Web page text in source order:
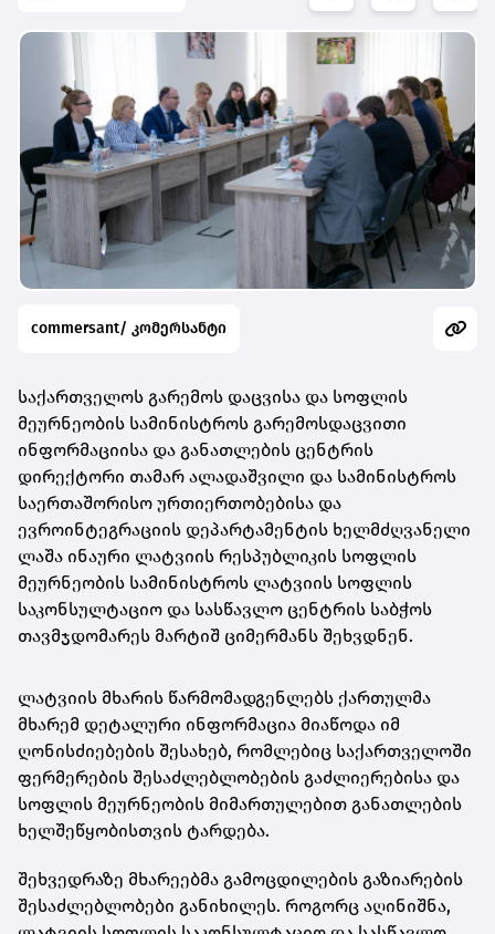
commersant/ კომერსანტი
საქართველოს გარემოს დაცვისა და სოფლის
მეურნეობის სამინისტროს გარემოსდაცვითი
ინფორმაციისა და განათლების ცენტრის
დირექტორი თამარ ალადაშვილი და სამინისტროს
საერთაშორისო ურთიერთობებისა და
ევროინტეგრაციის დეპარტამენტის ხელმძღვანელი
ლაშა ინაური ლატვიის რესპუბლიკის სოფლის
მეურნეობის სამინისტროს ლატვიის სოფლის
საკონსულტაციო და სასწავლო ცენტრის საბჭოს
თავმჯდომარეს მარტიშ ციმერმანს შეხვდნენ.
ლატვიის მხარის წარმომადგენლებს ქართულმა
მხარემ დეტალური ინფორმაცია მიაწოდა იმ
ღონისძიებების შესახებ, რომლებიც საქართველოში
ფერმერების შესაძლებლობების გაძლიერებისა და
სოფლის მეურნეობის მიმართულებით განათლების
ხელშეწყობისთვის ტარდება.
შეხვედრაზე მხარეებმა გამოცდილების გაზიარების
შესაძლებლობები განიხილეს. როგორც აღინიშნა,